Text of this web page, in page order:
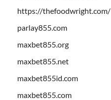
https://thefoodwright.com/
parlay855.com
maxbet855.org
maxbet855.net
maxbet855id.com
maxbet855.com